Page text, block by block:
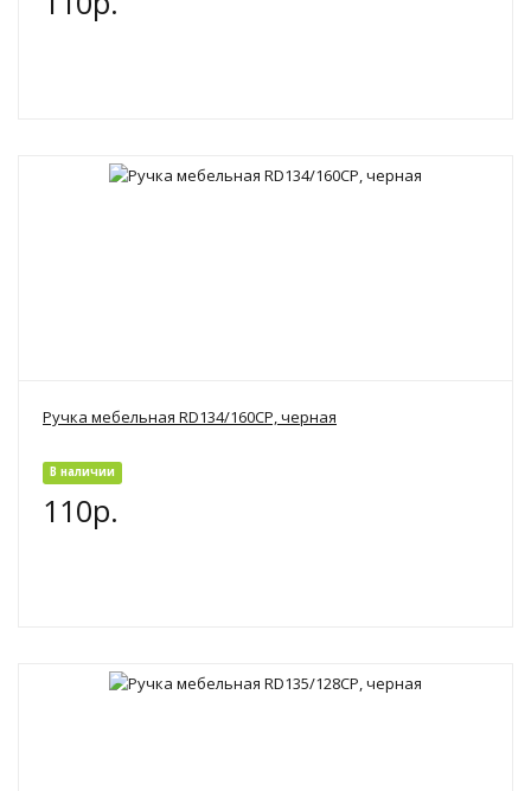
Ручка мебельная RD134/160CP, черная
В наличии
110р.